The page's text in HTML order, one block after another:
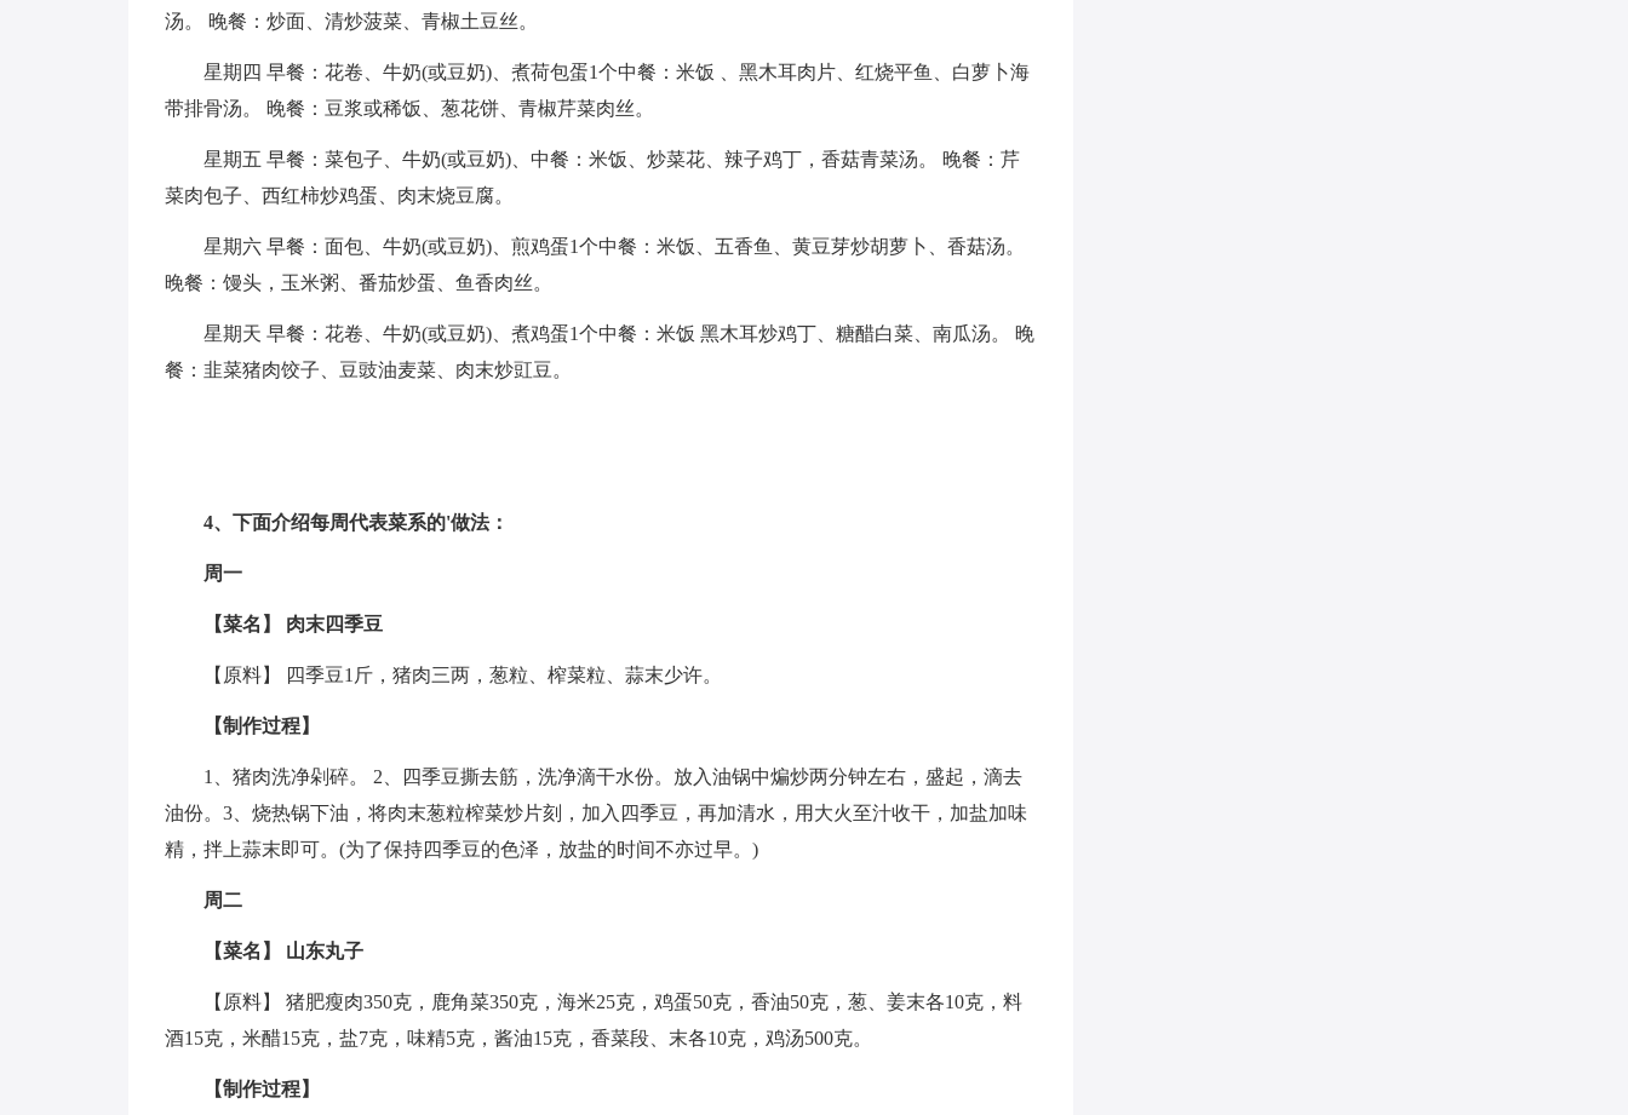
汤。 晚餐：炒面、清炒菠菜、青椒土豆丝。
星期四 早餐：花卷、牛奶(或豆奶)、煮荷包蛋1个中餐：米饭 、黑木耳肉片、红烧平鱼、白萝卜海
带排骨汤。 晚餐：豆浆或稀饭、葱花饼、青椒芹菜肉丝。
星期五 早餐：菜包子、牛奶(或豆奶)、中餐：米饭、炒菜花、辣子鸡丁，香菇青菜汤。 晚餐：芹
菜肉包子、西红柿炒鸡蛋、肉末烧豆腐。
星期六 早餐：面包、牛奶(或豆奶)、煎鸡蛋1个中餐：米饭、五香鱼、黄豆芽炒胡萝卜、香菇汤。
晚餐：馒头，玉米粥、番茄炒蛋、鱼香肉丝。
星期天 早餐：花卷、牛奶(或豆奶)、煮鸡蛋1个中餐：米饭 黑木耳炒鸡丁、糖醋白菜、南瓜汤。 晚
餐：韭菜猪肉饺子、豆豉油麦菜、肉末炒豇豆。
4、下面介绍每周代表菜系的'做法：
周一
【菜名】 肉末四季豆
【原料】 四季豆1斤，猪肉三两，葱粒、榨菜粒、蒜末少许。
【制作过程】
1、猪肉洗净剁碎。 2、四季豆撕去筋，洗净滴干水份。放入油锅中煸炒两分钟左右，盛起，滴去
油份。3、烧热锅下油，将肉末葱粒榨菜炒片刻，加入四季豆，再加清水，用大火至汁收干，加盐加味
精，拌上蒜末即可。(为了保持四季豆的色泽，放盐的时间不亦过早。)
周二
【菜名】 山东丸子
【原料】 猪肥瘦肉350克，鹿角菜350克，海米25克，鸡蛋50克，香油50克，葱、姜末各10克，料
酒15克，米醋15克，盐7克，味精5克，酱油15克，香菜段、末各10克，鸡汤500克。
【制作过程】